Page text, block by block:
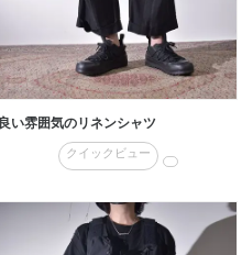
良い雰囲気のリネンシャツ
クイックビュー